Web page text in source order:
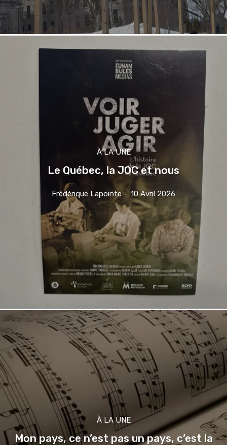
À LA UNE
Le Québec, la JOC et nous
Frédérique Lapointe - 10 Avril 2026
À LA UNE
Mon pays, ce n’est pas un pays, c’est la